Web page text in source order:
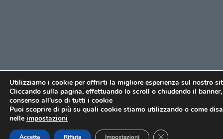
Utilizziamo i cookie per offrirti la migliore esperienza sul nostro
Cliccando sulla pagina, effettuando lo scroll o chiudendo il
consenso all’uso di tutti i cookie
Puoi scoprire di più su quali cookie stiamo utilizzando o come
nelle impostazioni
Accetta Rifiuta Impostazioni CLOSE GDPR